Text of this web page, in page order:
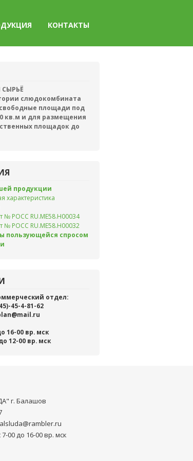
КОНТАКТЫ
СЫРЬЁ
слюдокомбината
площади под
кв.м и для размещения
площадок до
продукции
характеристика
№ РОСС RU.ME58.H00034
№ РОСС RU.ME58.H00032
пользующейся спросом
отдел:
45-4-81-62
16-00 вр. мск
12-00 вр. мск
г. Балашов
00 до 16-00 вр. мск